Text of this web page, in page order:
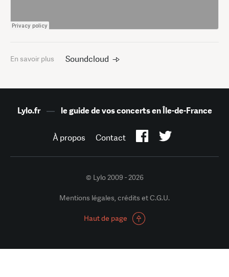
En savoir plus Soundcloud
Lylo.fr— le guide de vos concerts en Île-de-France
À propos Contact
© Lylo 2009 - 2026
Mentions légales, crédits et C.G.U.
Haut de page